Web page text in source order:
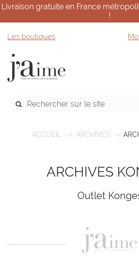
Livraison gratuite en France
!
Les boutiques
ACCUEIL ARCHIVES
ARCHIVES
Outlet